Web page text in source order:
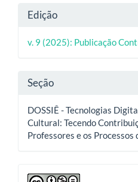
Detalhes
do
artigo
Edição
v. 9 (2025): Publicação
Seção
DOSSIÊ - Tecnologias
Cultural: Tecendo
Professores e os